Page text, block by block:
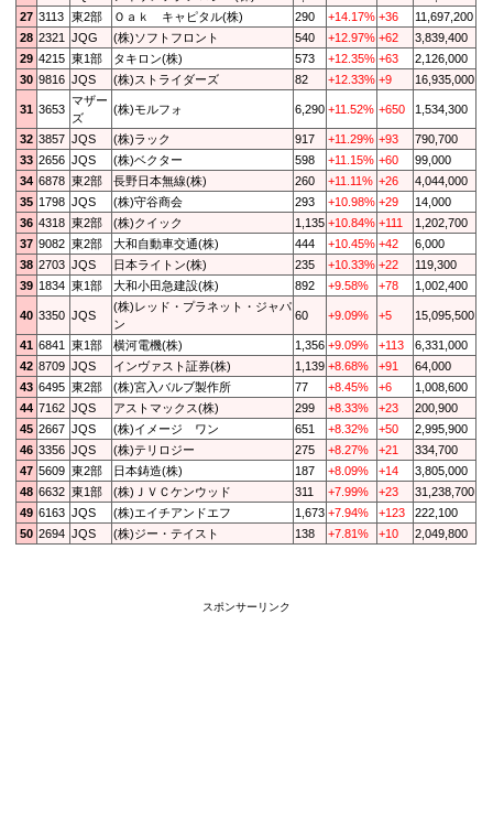
27 3113 東2部 Ｏａｋ キャピタル(株) 290 +14.17% +36
11,697,200
28 2321 JQG (株)ソフトフロント 540 +12.97% +62
3,839,400
29 4215 東1部 タキロン(株) 573 +12.35% +63
2,126,000
30 9816 JQS (株)ストライダーズ 82 +12.33% +9 16,935,000
31 3653
マザー
ズ
(株)モルフォ 6,290 +11.52% +650 1,534,300
32 3857 JQS (株)ラック 917 +11.29% +93
790,700
33 2656 JQS (株)ベクター 598 +11.15% +60
99,000
34 6878 東2部 長野日本無線(株) 260 +11.11% +26
4,044,000
35 1798 JQS (株)守谷商会 293 +10.98% +29
14,000
36 4318 東2部 (株)クイック 1,135 +10.84% +111
1,202,700
37 9082 東2部 大和自動車交通(株) 444 +10.45% +42
6,000
38 2703 JQS 日本ライトン(株) 235 +10.33% +22
119,300
39 1834 東1部 大和小田急建設(株) 892 +9.58% +78 1,002,400
40 3350 JQS
(株)レッド・プラネット・ジャパ
ン
60 +9.09% +5 15,095,500
41 6841 東1部 横河電機(株) 1,356 +9.09% +113
6,331,000
42 8709 JQS インヴァスト証券(株) 1,139 +8.68% +91
64,000
43 6495 東2部 (株)宮入バルブ製作所 77 +8.45% +6
1,008,600
44 7162 JQS アストマックス(株) 299 +8.33% +23
200,900
45 2667 JQS (株)イメージ ワン 651 +8.32% +50
2,995,900
46 3356 JQS (株)テリロジー 275 +8.27% +21
334,700
47 5609 東2部 日本鋳造(株) 187 +8.09% +14
3,805,000
48 6632 東1部 (株)ＪＶＣケンウッド 311 +7.99% +23
31,238,700
49 6163 JQS (株)エイチアンドエフ 1,673 +7.94% +123
222,100
50 2694 JQS (株)ジー・テイスト 138 +7.81% +10 2,049,800
スポンサーリンク